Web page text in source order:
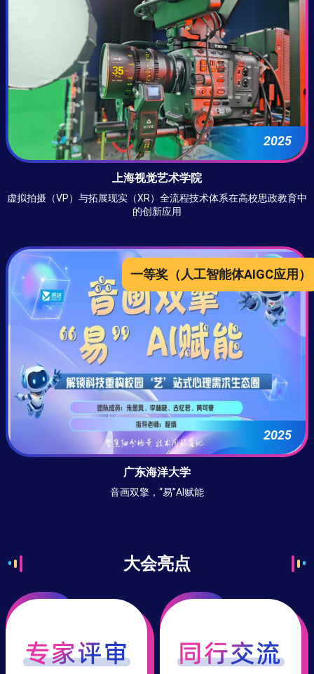
2025
上海视觉艺术学院
虚拟拍摄（VP）与拓展现实（XR）全流程技术体系在高校思政教育中
的创新应用
一等奖 （人工智能体AIGC应用）
2025
广东海洋大学
音画双擎，“易”AI赋能
大会亮点